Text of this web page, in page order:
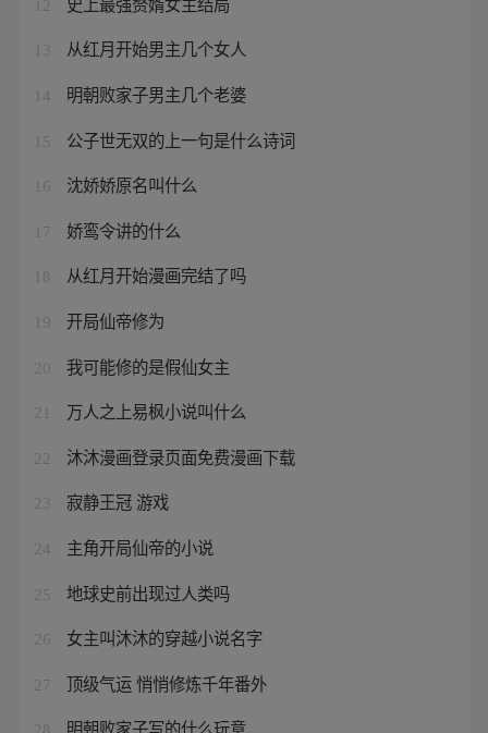
12
13 从红月开始男主几个女人
14 明朝败家子男主几个老婆
15 公子世无双的上一句是什么诗词
16 沈娇娇原名叫什么
17 娇鸾令讲的什么
18 从红月开始漫画完结了吗
19 开局仙帝修为
20 我可能修的是假仙女主
21 万人之上易枫小说叫什么
22 沐沐漫画登录页面免费漫画下载
23 寂静王冠 游戏
24 主角开局仙帝的小说
25 地球史前出现过人类吗
26 女主叫沐沐的穿越小说名字
27 顶级气运 悄悄修炼千年番外
明朝败家子写的什么玩意